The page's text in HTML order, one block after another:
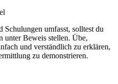
umfasst, solltest du
unter Beweis stellen. Übe,
und verständlich zu erklären,
zu demonstrieren.